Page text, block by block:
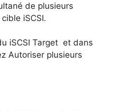
de plusieurs
iSCSI.
iSCSI Target et dans
Autoriser plusieurs